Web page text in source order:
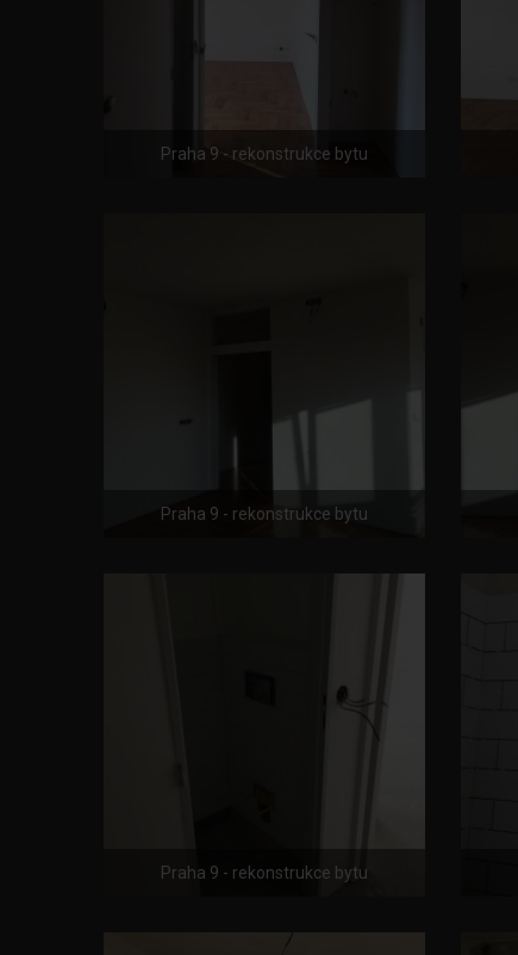
Praha 9 - rekonstrukce bytu
Praha 9 - rekonstrukce bytu
Praha 9 - rekonstrukce bytu